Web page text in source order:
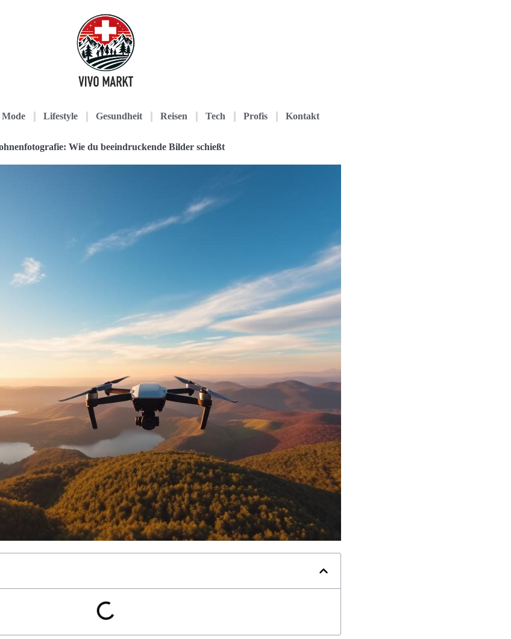
Mode Lifestyle Gesundheit Reisen Tech Profis Kontakt
Wie du beeindruckende Bilder schießt